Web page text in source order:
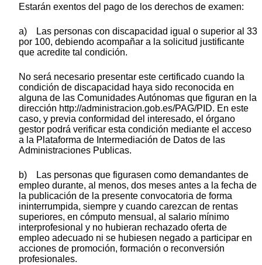
Estarán exentos del pago de los derechos de examen:
a) Las personas con discapacidad igual o superior al 33
por 100, debiendo acompañar a la solicitud justificante
que acredite tal condición.
No será necesario presentar este certificado cuando la
condición de discapacidad haya sido reconocida en
alguna de las Comunidades Autónomas que figuran en la
dirección http://administracion.gob.es/PAG/PID. En este
caso, y previa conformidad del interesado, el órgano
gestor podrá verificar esta condición mediante el acceso
a la Plataforma de Intermediación de Datos de las
Administraciones Publicas.
b) Las personas que figurasen como demandantes de
empleo durante, al menos, dos meses antes a la fecha de
la publicación de la presente convocatoria de forma
ininterrumpida, siempre y cuando carezcan de rentas
superiores, en cómputo mensual, al salario mínimo
interprofesional y no hubieran rechazado oferta de
empleo adecuado ni se hubiesen negado a participar en
acciones de promoción, formación o reconversión
profesionales.